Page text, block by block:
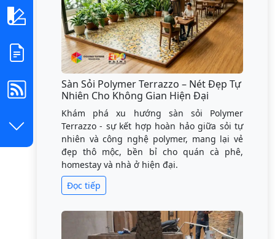
Sàn Sỏi Polymer Terrazzo – Nét Đẹp Tự
Nhiên Cho Không Gian Hiện Đại
Khám phá xu hướng sàn sỏi Polymer
Terrazzo - sự kết hợp hoàn hảo giữa sỏi tự
nhiên và công nghệ polymer, mang lại vẻ
đẹp thô mộc, bền bỉ cho quán cà phê,
homestay và nhà ở hiện đại.
Đọc tiếp